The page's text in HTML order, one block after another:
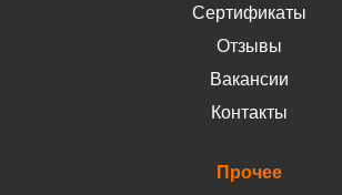
Сертификаты
Отзывы
Вакансии
Контакты
Прочее